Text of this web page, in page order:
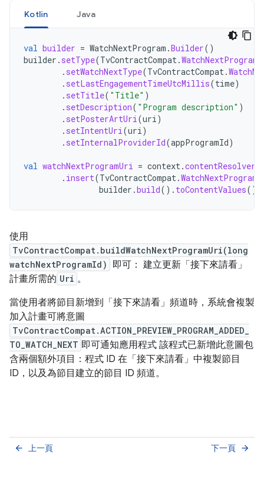
Kotlin Java
val builder = WatchNextProgram .Builder()
builder . setType(TvContractCompat.WatchNextPrograms
. setWatchNextType(TvContractCompat.
. setLastEngagementTimeUtcMillis(time)
. setTitle( "Title" )
. setDescription( "Program description" )
. setPosterArtUri(uri)
. setIntentUri(uri)
. setInternalProviderId(appProgramId)
val watchNextProgramUri = context.contentResolver
. insert(TvContractCompat.WatchNextPrograms
builder .build(). toContentValues())
使用
TvContractCompat.buildWatchNextProgramUri(long
watchNextProgramId)
即可： 建立更新「接下來請看」
計畫所需的 Uri 。
當使用者將節目新增到「接下來請看」頻道時，系統會複製
加入計畫可將意圖
TvContractCompat.ACTION_PREVIEW_PROGRAM_ADDED_
TO_WATCH_NEXT 即可通知應用程式 該程式已新增此意圖包
含兩個額外項目：程式 ID 在「接下來請看」中複製節目
ID，以及為節目建立的節目 ID 頻道。
上一頁
arrow_back 下一頁 arrow_forward